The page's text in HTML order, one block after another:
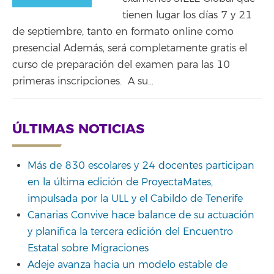
tienen lugar los días 7 y 21
de septiembre, tanto en formato online como
presencial Además, será completamente gratis el
curso de preparación del examen para las 10
primeras inscripciones. A su…
ÚLTIMAS NOTICIAS
Más de 830 escolares y 24 docentes participan
en la última edición de ProyectaMates,
impulsada por la ULL y el Cabildo de Tenerife
Canarias Convive hace balance de su actuación
y planifica la tercera edición del Encuentro
Estatal sobre Migraciones
Adeje avanza hacia un modelo estable de